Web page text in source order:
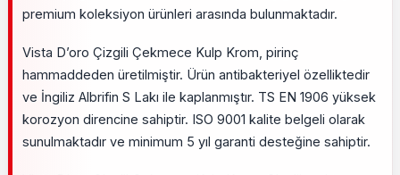
premium koleksiyon ürünleri arasında bulunmaktadır.
Vista D’oro Çizgili Çekmece Kulp Krom, pirinç
hammaddeden üretilmiştir. Ürün antibakteriyel özelliktedir
ve İngiliz Albrifin S Lakı ile kaplanmıştır. TS EN 1906 yüksek
korozyon direncine sahiptir. ISO 9001 kalite belgeli olarak
sunulmaktadır ve minimum 5 yıl garanti desteğine sahiptir.